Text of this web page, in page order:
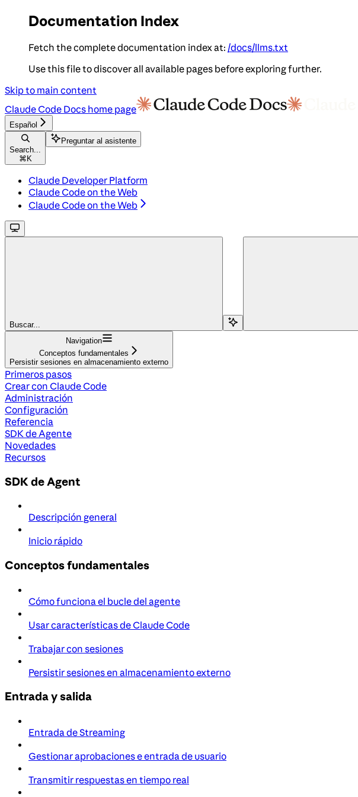
Documentation Index
Fetch the complete documentation index at: /docs/llms.txt
Use this file to discover all available pages before exploring further.
Skip to main content
Claude Code Docs home page
Español
Search...
⌘ K
Preguntar al asistente
Claude Developer Platform
Claude Code on the Web
Claude Code on the Web
Buscar...
Navigation
Conceptos fundamentales
Persistir sesiones en almacenamiento externo
Primeros pasos
Crear con Claude Code
Administración
Configuración
Referencia
SDK de Agente
Novedades
Recursos
SDK de Agent
Descripción general
Inicio rápido
Conceptos fundamentales
Cómo funciona el bucle del agente
Usar características de Claude Code
Trabajar con sesiones
Persistir sesiones en almacenamiento externo
Entrada y salida
Entrada de Streaming
Gestionar aprobaciones e entrada de usuario
Transmitir respuestas en tiempo real